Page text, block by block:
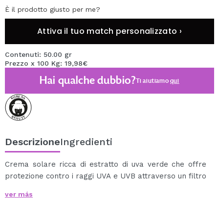
È il prodotto giusto per me?
Attiva il tuo match personalizzato ›
Contenuti: 50.00 gr
Prezzo x 100 Kg: 19,98€
Hai qualche dubbio?Ti aiutiamoqui
DescrizioneIngredienti
Crema solare ricca di estratto di uva verde che offre
protezione contro i raggi UVA e UVB attraverso un filtro
È perfetto per la pelle grassa!
ver más